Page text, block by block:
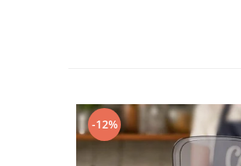
Corpuri Led lineare
-12%